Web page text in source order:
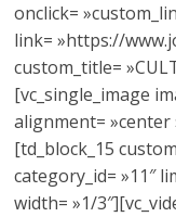
onclick=
link= »https://
custom_title=
[vc_single_image
alignment= »center
[td_block_15
category_id= »11″
width= »1/